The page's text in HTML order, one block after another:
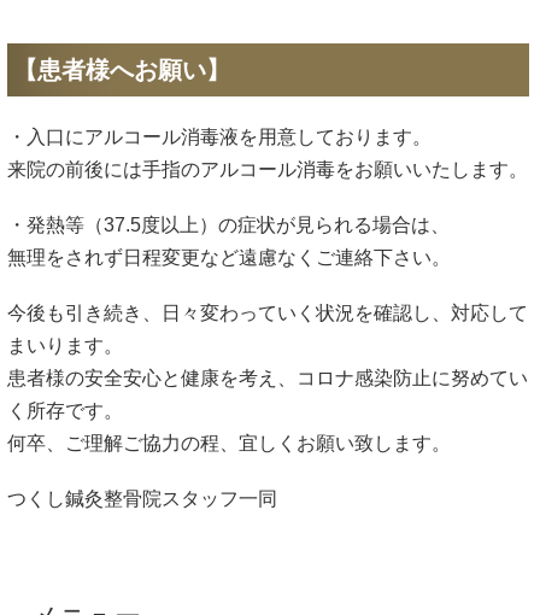
【患者様へお願い】
・入口にアルコール消毒液を用意しております。
来院の前後には手指のアルコール消毒をお願いいたします。
・発熱等（37.5度以上）の症状が見られる場合は、
無理をされず日程変更など遠慮なくご連絡下さい。
今後も引き続き、日々変わっていく状況を確認し、対応して
まいります。
患者様の安全安心と健康を考え、コロナ感染防止に努めてい
く所存です。
何卒、ご理解ご協力の程、宜しくお願い致します。
つくし鍼灸整骨院スタッフ一同